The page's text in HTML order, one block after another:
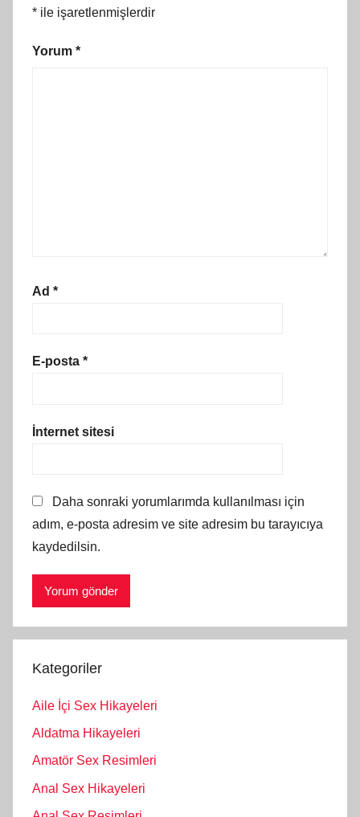
* ile işaretlenmişlerdir
Yorum *
Ad *
E-posta *
İnternet sitesi
Daha sonraki yorumlarımda kullanılması için
adım, e-posta adresim ve site adresim bu tarayıcıya
kaydedilsin.
Kategoriler
Aile İçi Sex Hikayeleri
Aldatma Hikayeleri
Amatör Sex Resimleri
Anal Sex Hikayeleri